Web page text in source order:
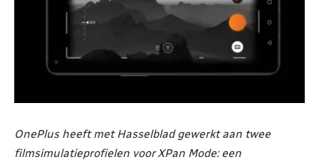
OnePlus heeft met Hasselblad gewerkt aan twee
filmsimulatieprofielen voor XPan Mode: een